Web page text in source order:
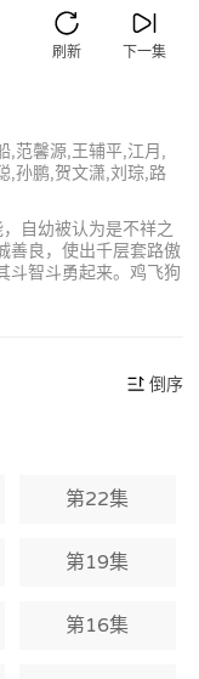
下一集
刷新
,范馨源,王辅平,江月,
,孙鹏,贺文潇,刘琮,路
自幼被认为是不祥之
善良，使出千层套路傲
斗智斗勇起来。鸡飞狗
倒序
第22集
第19集
第16集